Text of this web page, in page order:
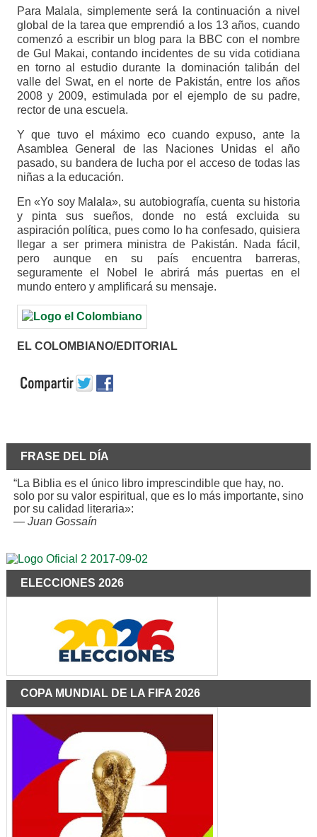
Para Malala, simplemente será la continuación a nivel
global de la tarea que emprendió a los 13 años, cuando
comenzó a escribir un blog para la BBC con el nombre
de Gul Makai, contando incidentes de su vida cotidiana
en torno al estudio durante la dominación talibán del
valle del Swat, en el norte de Pakistán, entre los años
2008 y 2009, estimulada por el ejemplo de su padre,
rector de una escuela.
Y que tuvo el máximo eco cuando expuso, ante la
Asamblea General de las Naciones Unidas el año
pasado, su bandera de lucha por el acceso de todas las
niñas a la educación.
En «Yo soy Malala», su autobiografía, cuenta su historia
y pinta sus sueños, donde no está excluida su
aspiración política, pues como lo ha confesado, quisiera
llegar a ser primera ministra de Pakistán. Nada fácil,
pero aunque en su país encuentra barreras,
seguramente el Nobel le abrirá más puertas en el
mundo entero y amplificará su mensaje.
EL COLOMBIANO/EDITORIAL
FRASE DEL DÍA
“La Biblia es el único libro imprescindible que hay, no.
solo por su valor espiritual, que es lo más importante, sino
por su calidad literaria»:
— Juan Gossaín
ELECCIONES 2026
COPA MUNDIAL DE LA FIFA 2026